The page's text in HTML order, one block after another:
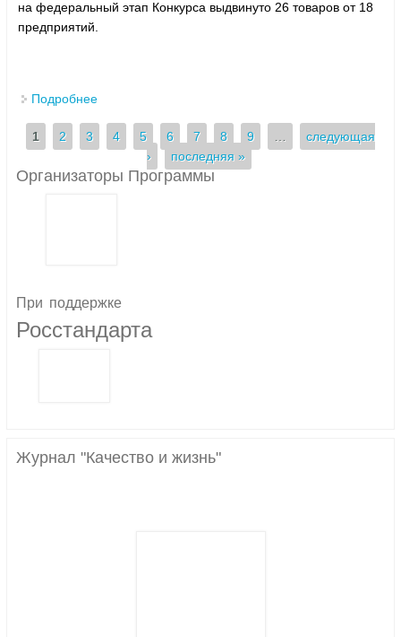
на федеральный этап Конкурса выдвинуто 26 товаров от 18
предприятий.
Подробнее
Страницы
1 2 3 4 5 6 7 8 9
следующая
›
последняя »
Организаторы Программы
При поддержке
Росстандарта
Журнал "Качество и жизнь"